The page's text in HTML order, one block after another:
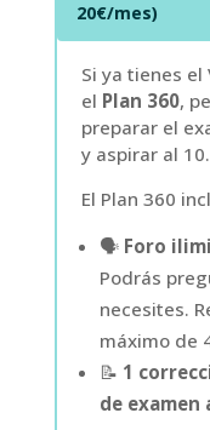
20€/mes)
Si ya tienes
el Plan 360,
preparar el
y aspirar al 10.
El Plan 360
🗣️ Foro
Podrás
necesites.
máximo de
📝 1
de examen